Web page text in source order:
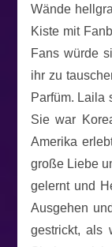
Wände
Kiste mit
Fans würde
ihr zu
Parfüm. Laila
Sie war
Amerika
große Liebe
gelernt und
Ausgehen
gestrickt, als